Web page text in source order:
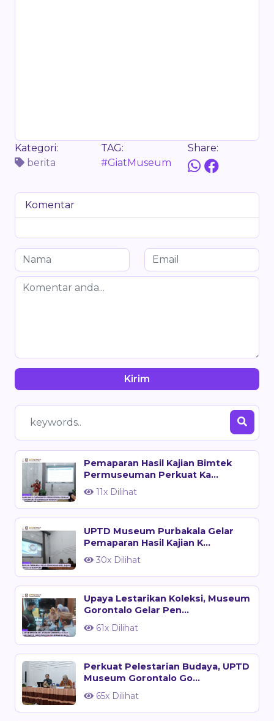
Kategori:
berita
TAG:
#GiatMuseum
Share:
Komentar
Kirim
Pemaparan Hasil Kajian Bimtek
Permuseuman Perkuat Ka...
11x Dilihat
UPTD Museum Purbakala Gelar
Pemaparan Hasil Kajian K...
30x Dilihat
Upaya Lestarikan Koleksi, Museum
Gorontalo Gelar Pen...
61x Dilihat
Perkuat Pelestarian Budaya, UPTD
Museum Gorontalo Go...
65x Dilihat